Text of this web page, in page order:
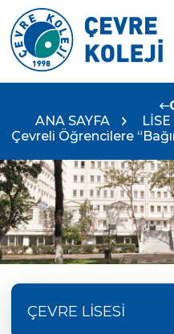
ANA SAYFA
LİSE
Çevreli Öğrencilere
ÇEVRE LİSESİ